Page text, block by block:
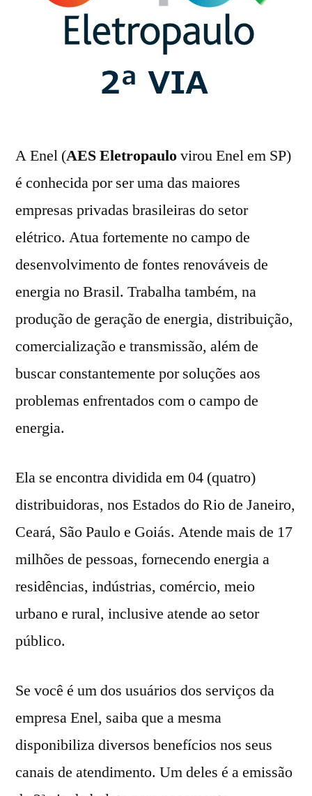
A Enel (AES Eletropaulovirou Enel em SP)
é conhecida por ser uma das maiores
empresas privadas brasileiras do setor
elétrico. Atua fortemente no campo de
desenvolvimento de fontes renováveis de
energia no Brasil. Trabalha também, na
produção de geração de energia, distribuição,
comercialização e transmissão, além de
buscar constantemente por soluções aos
problemas enfrentados com o campo de
energia.
Ela se encontra dividida em 04 (quatro)
distribuidoras, nos Estados do Rio de Janeiro,
Ceará, São Paulo e Goiás. Atende mais de 17
milhões de pessoas, fornecendo energia a
residências, indústrias, comércio, meio
urbano e rural, inclusive atende ao setor
público.
Se você é um dos usuários dos serviços da
empresa Enel, saiba que a mesma
disponibiliza diversos benefícios nos seus
canais de atendimento. Um deles é a emissão